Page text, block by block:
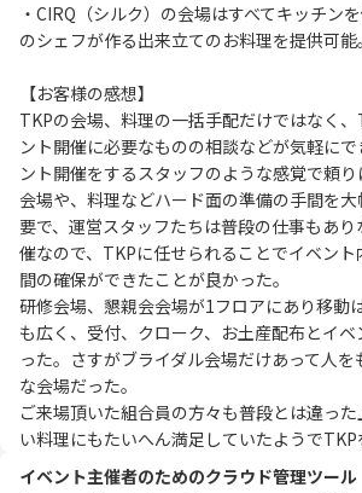
・CIRQ（シルク）の会場はすべてキッチン
のシェフが作る出来立てのお料理を提供可能。
【お客様の感想】
TKPの会場、料理の一括手配だけではなく
ント開催に必要なものの相談などが気軽に
ント開催をするスタッフのような感覚で頼り
会場や、料理などハード面の準備の手間を
要で、運営スタッフたちは普段の仕事もあ
催なので、TKPに任せられることでイベン
間の確保ができたことが良かった。
研修会場、懇親会会場が1フロアにあり移動
も広く、受付、クローク、お土産配布とイ
った。さすがブライダル会場だけあって人
な会場だった。
ご来場頂いた組合員の方々も普段とは違っ
い料理にもたいへん満足していたようでTKP
イベント主催者のためのクラウド管理ツール